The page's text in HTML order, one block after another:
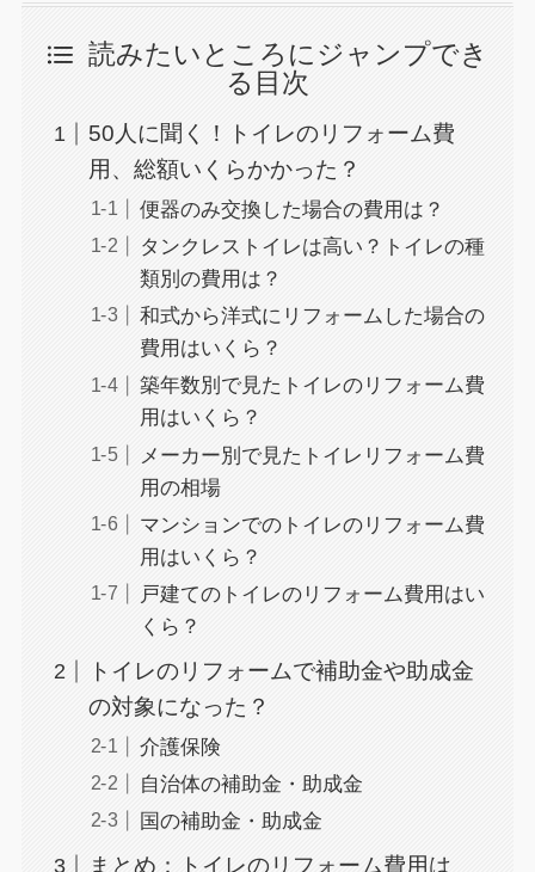
読みたいところにジャンプでき
る目次
50人に聞く！トイレのリフォーム費
用、総額いくらかかった？
便器のみ交換した場合の費用は？
タンクレストイレは高い？トイレの種
類別の費用は？
和式から洋式にリフォームした場合の
費用はいくら？
築年数別で見たトイレのリフォーム費
用はいくら？
メーカー別で見たトイレリフォーム費
用の相場
マンションでのトイレのリフォーム費
用はいくら？
戸建てのトイレのリフォーム費用はい
くら？
トイレのリフォームで補助金や助成金
の対象になった？
介護保険
自治体の補助金・助成金
国の補助金・助成金
まとめ：トイレのリフォーム費用は